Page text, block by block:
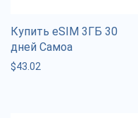
Купить eSIM 3ГБ 30
дней Самоа
$43.02